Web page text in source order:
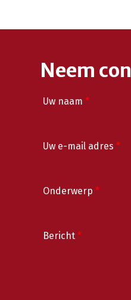
Neem
Uw naam *
Uw e-mail adres *
Onderwerp *
Bericht *